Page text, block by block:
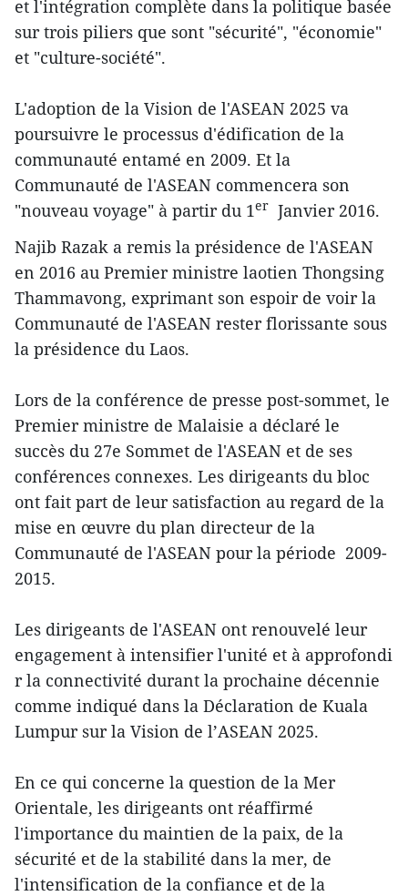
et l'intégration complète dans la politique basée
sur trois piliers que sont "sécurité", "économie"
et "culture-société".
L'adoption de la Vision de l'ASEAN 2025 va ​
poursuivre le processus d'édification de la
communauté entamé en 2009. Et la
Communauté de l'ASEAN commencera son
"nouveau voyage" à partir du 1er Janvier 2016.
Najib Razak a remis la présidence de l'ASEAN
en 2016 au Premier ministre laotien Thongsing
Thammavong, exprimant son espoir de voir la
Communauté de l'ASEAN ​rester florissante sous
la présidence du Laos.
Lors de la conférence de presse ​post-sommet, le
Premier ministre de Malaisie a déclaré le
succès d​u 27​e Sommet de l'ASEAN et de ses
conférences connexes. Les dirigeants du bloc
ont ​fait part de leur satisfaction au regard de la
mise en œuvre du plan directeur de la
Communauté de l'ASEAN pour la période 2009-
2015.
Les dirigeants de l'ASEAN ont renouvelé leur
engagement à intensifier l'unité et à approfondi​
r la connectivité d​urant la prochaine décennie
comme indiqué dans la Déclaration de Kuala
Lumpur sur la Vision de l’ASEAN 2025.
En ce qui concerne la question de la Mer
Orientale, les dirigeants ont réaffirmé
l'importance du maintien de la paix, de la
sécurité et de la stabilité dans la mer, de
l'intensification de la confiance et de la